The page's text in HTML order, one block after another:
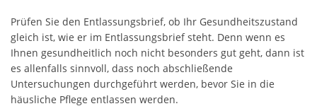
Prüfen Sie den Entlassungsbrief, ob Ihr Gesundheitszustand
gleich ist, wie er im Entlassungsbrief steht. Denn wenn es
Ihnen gesundheitlich noch nicht besonders gut geht, dann ist
es allenfalls sinnvoll, dass noch abschließende
Untersuchungen durchgeführt werden, bevor Sie in die
häusliche Pflege entlassen werden.